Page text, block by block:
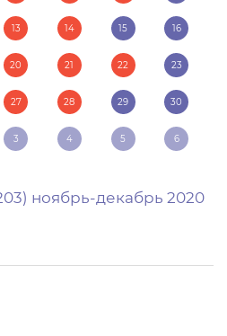
13 14 15 16
20 21 22 23
27 28 29 30
3 4 5 6